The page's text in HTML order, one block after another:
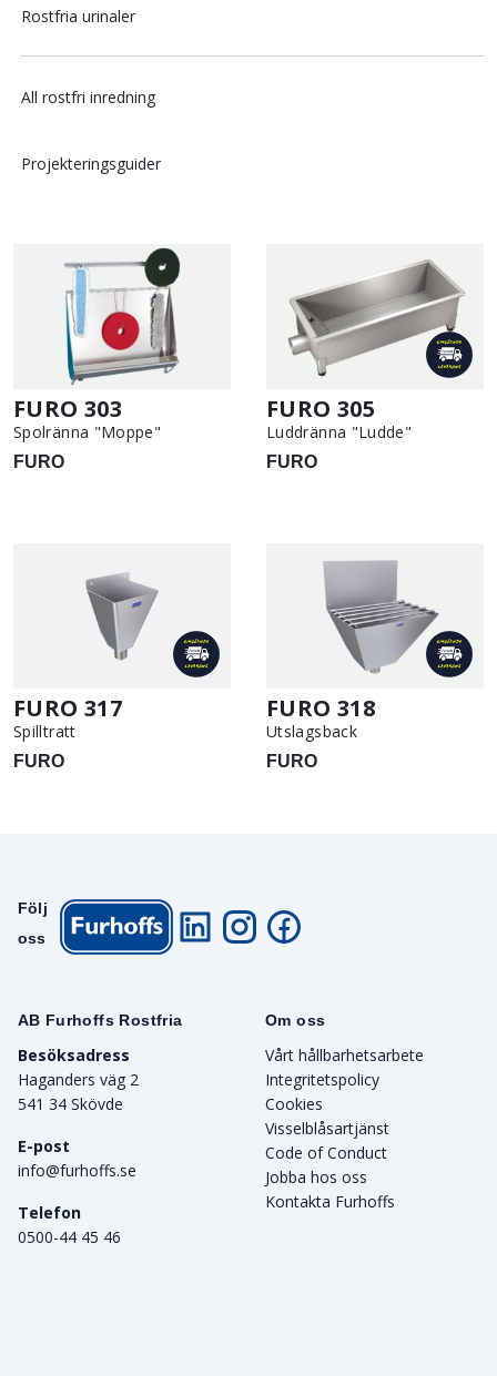
Rostfria urinaler
All rostfri inredning
Projekteringsguider
FURO 303
Spolränna "Moppe"
FURO
FURO 305
Luddränna "Ludde"
FURO
FURO 317
Spilltratt
FURO
FURO 318
Utslagsback
FURO
AB Furhoffs Rostfria
Besöksadress
Haganders väg 2
541 34 Skövde
E-post
info@furhoffs.se
Telefon
0500-44 45 46
Om oss
Vårt hållbarhetsarbete
Integritetspolicy
Cookies
Visselblåsartjänst
Code of Conduct
Jobba hos oss
Kontakta Furhoffs
Följ
oss